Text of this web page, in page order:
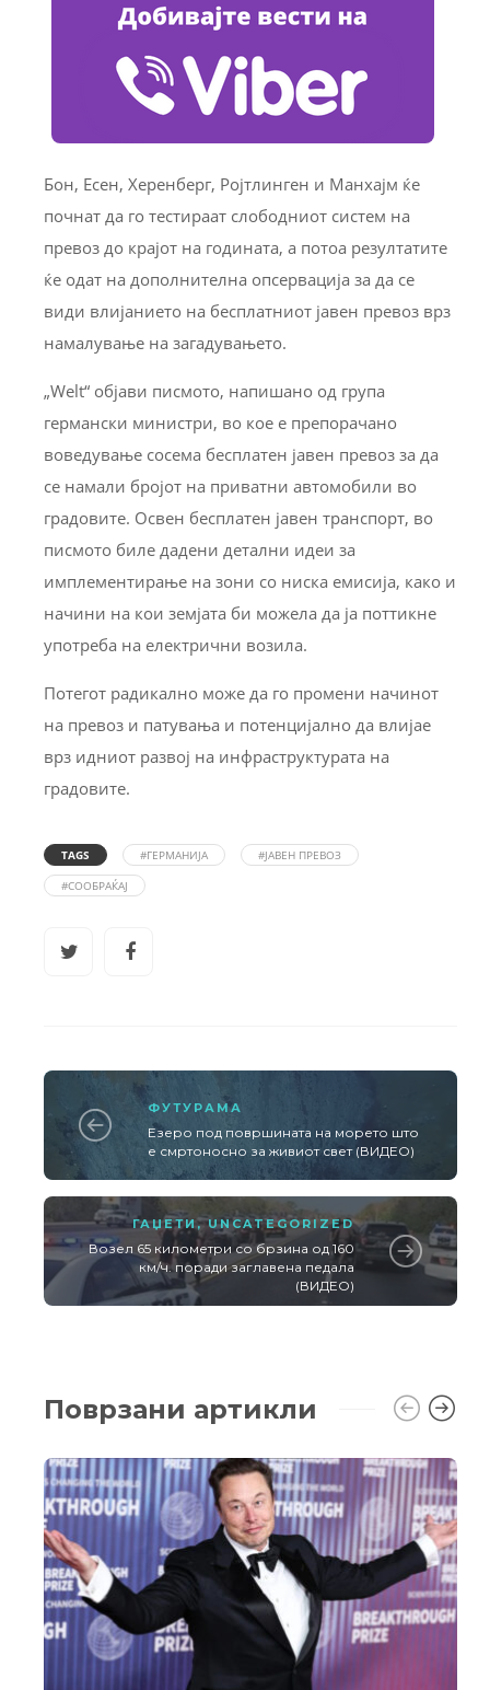
Бон, Есен, Херенберг, Ројтлинген и Манхајм ќе
почнат да го тестираат слободниот систем на
превоз до крајот на годината, а потоа резултатите
ќе одат на дополнителна опсервација за да се
види влијанието на бесплатниот јавен превоз врз
намалување на загадувањето.
„Welt“ објави писмото, напишано од група
германски министри, во кое е препорачано
воведување сосема бесплатен јавен превоз за да
се намали бројот на приватни автомобили во
градовите. Освен бесплатен јавен транспорт, во
писмото биле дадени детални идеи за
имплементирање на зони со ниска емисија, како и
начини на кои земјата би можела да ја поттикне
употреба на електрични возила.
Потегот радикално може да го промени начинот
на превоз и патувања и потенцијално да влијае
врз идниот развој на инфраструктурата на
градовите.
TAGS #ГЕРМАНИЈА
#ЈАВЕН ПРЕВОЗ
#СООБРАЌАЈ
ФУТУРАМА
Езеро под површината на морето што
е смртоносно за живиот свет (ВИДЕО)
ГАЏЕТИ,UNCATEGORIZED
Возел 65 километри со брзина од 160
км/ч. поради заглавена педала
(ВИДЕО)
Поврзани артикли